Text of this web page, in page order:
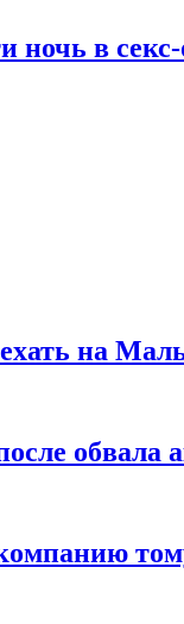
в секс-
на
обвала